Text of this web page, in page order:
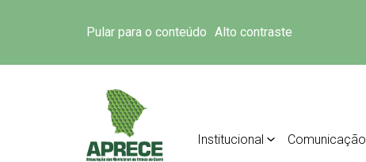
Pular para o conteúdo Alto contraste
Institucional Comunicação